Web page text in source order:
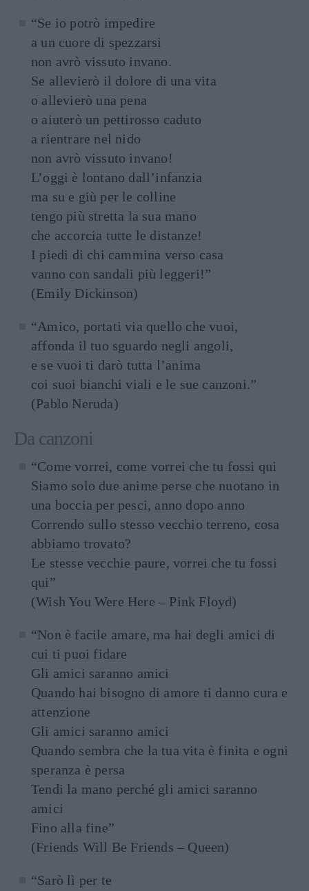
“Se io potrò impedire
a un cuore di spezzarsi
non avrò vissuto invano.
Se allevierò il dolore di una vita
o allevierò una pena
o aiuterò un pettirosso caduto
a rientrare nel nido
non avrò vissuto invano!
L’oggi è lontano dall’infanzia
ma su e giù per le colline
tengo più stretta la sua mano
che accorcia tutte le distanze!
I piedi di chi cammina verso casa
vanno con sandali più leggeri!”
(Emily Dickinson)
“Amico, portati via quello che vuoi,
affonda il tuo sguardo negli angoli,
e se vuoi ti darò tutta l’anima
coi suoi bianchi viali e le sue canzoni.”
(Pablo Neruda)
Da canzoni
“Come vorrei, come vorrei che tu fossi qui
Siamo solo due anime perse che nuotano in
una boccia per pesci, anno dopo anno
Correndo sullo stesso vecchio terreno, cosa
abbiamo trovato?
Le stesse vecchie paure, vorrei che tu fossi
qui”
(Wish You Were Here – Pink Floyd)
“Non è facile amare, ma hai degli amici di
cui ti puoi fidare
Gli amici saranno amici
Quando hai bisogno di amore ti danno cura e
attenzione
Gli amici saranno amici
Quando sembra che la tua vita è finita e ogni
speranza è persa
Tendi la mano perché gli amici saranno
amici
Fino alla fine”
(Friends Will Be Friends – Queen)
“Sarò lì per te